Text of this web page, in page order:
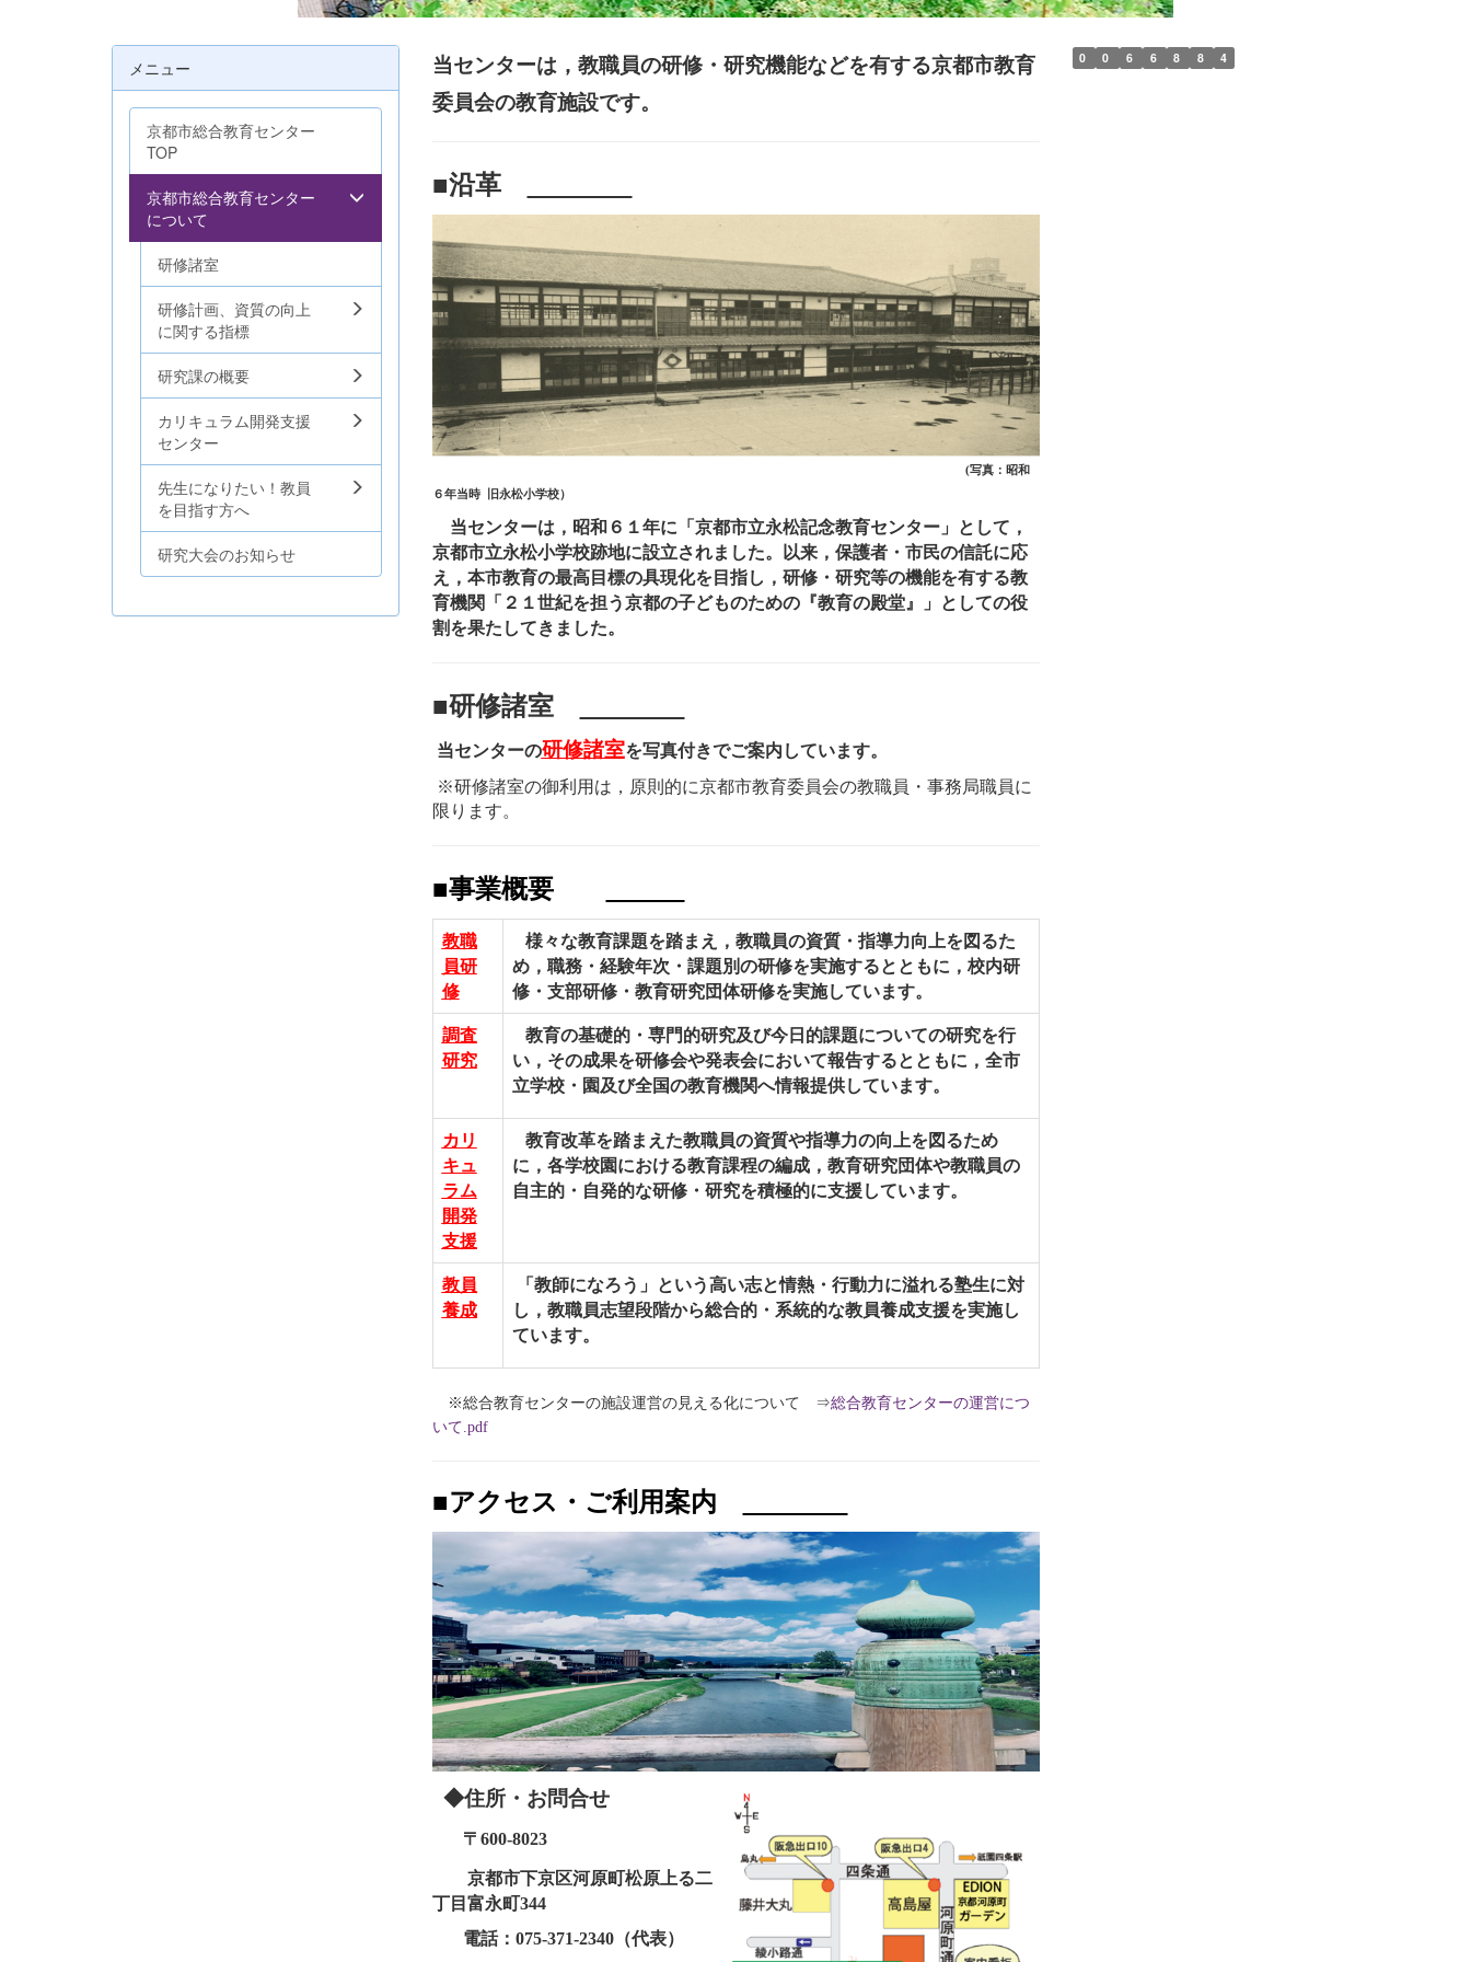
当センターは，教職員の研修・研究機能などを有する京都市教育
委員会の教育施設です。
■沿革
(写真：昭和
６年当時 旧永松小学校）
当センターは，昭和６１年に「京都市立永松記念教育センター」として，
京都市立永松小学校跡地に設立されました。
以来，保護者・市民の信託に応
え，本市教育の最高目標の具現化を目 指し，研修・研究等の機能を有する教
育機関「２１世紀を担う京都の子どものための『教育の殿堂』」としての役
割を果たしてきました。
■研修諸室
当センターの研修諸室を写真付きでご案内しています。
※研修諸室の御利用は，原則的に京都市教育委員会の教職員・事務局職員に
限ります。
■事業概要
教職
員研
修
様々な教育課題を踏まえ，教職員の資質・指導力向上を図るた
め，職務・経験年次・課題別の研修を実施するとともに，校内研
修・支部研修・教育研究団体研修を実施しています。
調査
研究
教育の基礎的・専門的研究及び今日的課題についての研究を行
い，その成果を研修会や発表会において報告するとともに，全市
立学校・園及び全国の教育機関へ情報提供しています。
カリ
キュ
ラム
開発
支援
教育改革を踏まえた教職員の資質や指導力の向上を図るため
に，各学校園における教育課程の編成，教育研究団体や教職員の
自主的・自発的な研修・研究を積極的に支援しています。
教員
養成
「教師になろう」という高い志と情熱・行動力に溢れる塾生に対
し，教職員志望段階から総合的・系統的な教員養成支援を実施し
ています。
※総合教育センターの施設運営の見える化について ⇒総合教育センターの運営につ
いて.pdf
■アクセス・ご利用案内
◆住所・お問合せ
〒600‐8023
京都市下京区河原町松原上る二
丁目富永町344
電話：075‐371‐2340（代表）
メニュー
京都市総合教育センター
TOP
京都市総合教育センター
について
研修諸室
研修計画、資質の向上
に関する指標
研究課の概要
カリキュラム開発支援
センター
先生になりたい！教員
を目指す方へ
研究大会のお知らせ
0 0 6 6 8 8 4